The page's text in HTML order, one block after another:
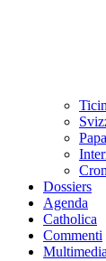
Dossiers
Agenda
Catholica
Commenti
Multimedia